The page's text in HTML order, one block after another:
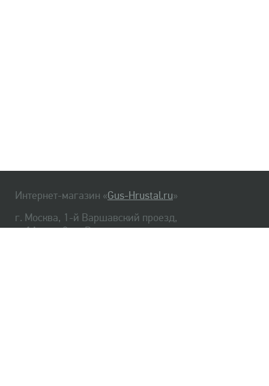
Интернет-магазин «Gus-Hrustal.ru»
г. Москва, 1-й Варшавский проезд,
д. 1А, стр. 3, м. Варшавская